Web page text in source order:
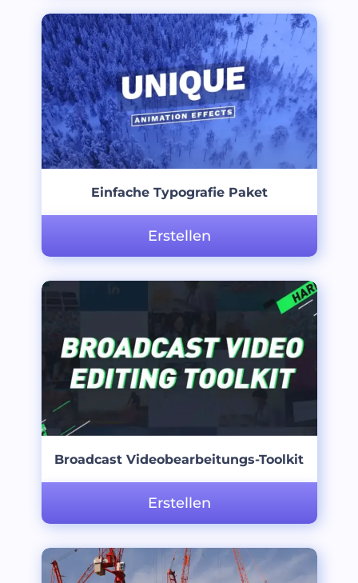
Einfache Typografie Paket
Erstellen
Broadcast Videobearbeitungs-Toolkit
Erstellen